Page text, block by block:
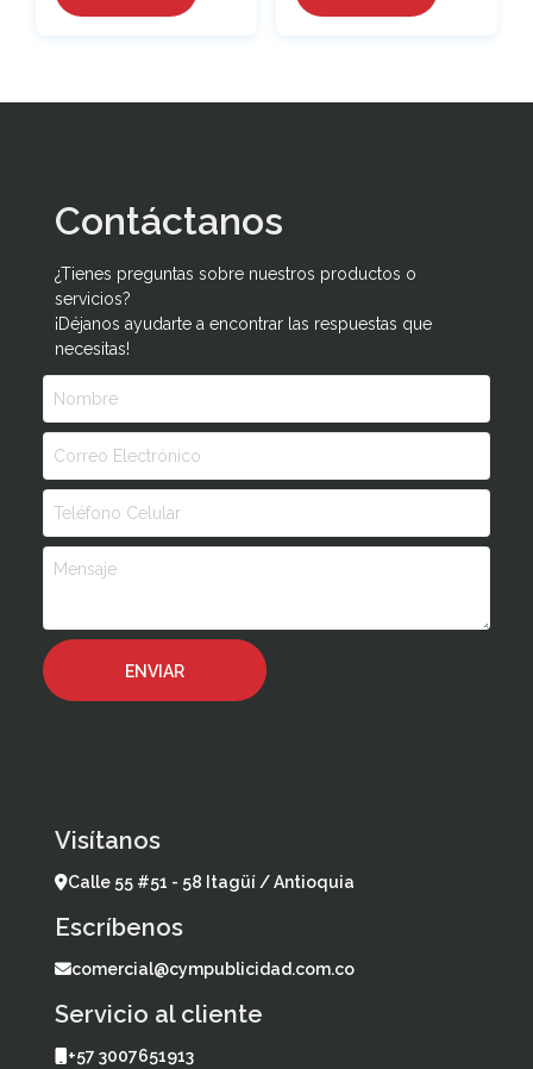
Contáctanos
¿Tienes preguntas sobre nuestros productos o
servicios?
¡Déjanos ayudarte a encontrar las respuestas que
necesitas!
Visítanos
Calle 55 #51 - 58 Itagüí / Antioquia
Escríbenos
comercial@cympublicidad.com.co
Servicio al cliente
+57 3007651913